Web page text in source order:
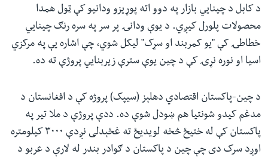
د کابل د چینايي بازار په دوو اته پوړیزو ودانیو کې ټول همدا
محصولات پلورل کیږي. د یوې ودانۍ پر سر په سره رنګ چینایي
خطاطۍ کې "یو کمربند او سړک" لیکل شوي، چې اشاره یې په مرکزي
اسیا او نوره نړۍ کې د چین یوې سترې زیربنایي پروژې ته ده.
د چین-پاکستان اقتصادي دهلېز (سیپک) پروژه کې د افغانستان د
مدغم کیدو شونتیا هم ښودل شوې ده. ددې پروژې د ملا تیر په
پاکستان کې له ختیځ څخه لویدیځ ته غځېدلی نږدې ۳۰۰۰ کیلومتره
اوږد سرک دی چې چین د پاکستان د ګوادر بندر له لارې د عربو د